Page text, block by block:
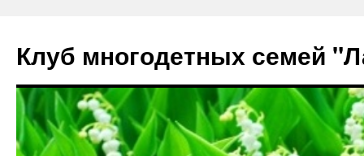
Клуб многодетных семей